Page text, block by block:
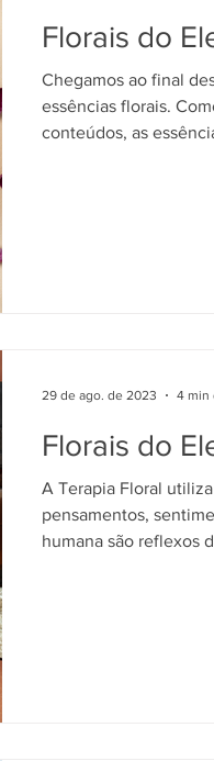
Florais do
Chegamos ao final
essências florais.
conteúdos, as
Florais do
A Terapia Floral
pensamentos,
humana são reflexos
29 de ago. de 2023 4 min